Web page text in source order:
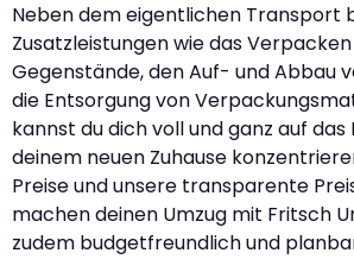
Neben dem eigentlichen Transport
Zusatzleistungen wie das
Gegenstände, den Auf- und Abbau
die Entsorgung von
kannst du dich voll und ganz auf das
deinem neuen Zuhause
Preise und unsere transparente
machen deinen Umzug mit Fritsch
zudem budgetfreundlich und